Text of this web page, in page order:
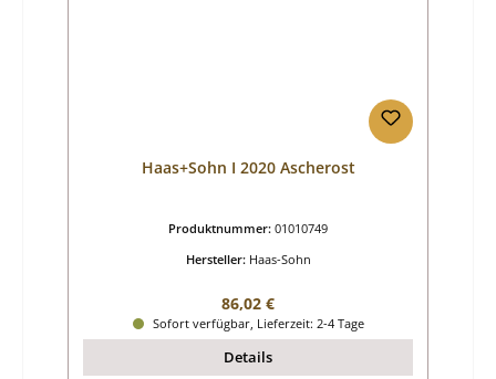
Haas+Sohn I 2020 Ascherost
Produktnummer: 01010749
Hersteller: Haas-Sohn
Regulärer Preis:
86,02 €
Sofort verfügbar, Lieferzeit: 2-4 Tage
Details